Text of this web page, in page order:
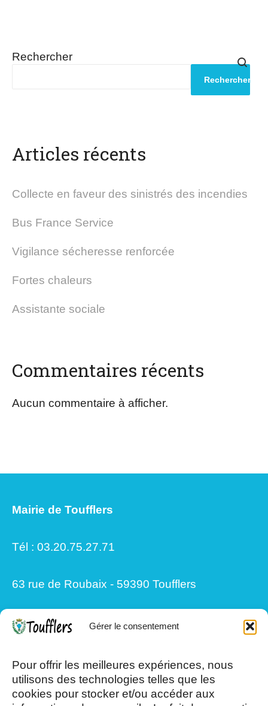
Gérer le consentement
Pour offrir les meilleures expériences, nous
utilisons des technologies telles que les
cookies pour stocker et/ou accéder aux
Rechercher
Rechercher
Articles récents
Collecte en faveur des sinistrés des incendies
Bus France Service
Vigilance sécheresse renforcée
Fortes chaleurs
Assistante sociale
Commentaires récents
Aucun commentaire à afficher.
Mairie de Toufflers
Tél : 03.20.75.27.71
63 rue de Roubaix - 59390 Toufflers
13h30/17h15
Mercredi et Samedi : 8h- 12h